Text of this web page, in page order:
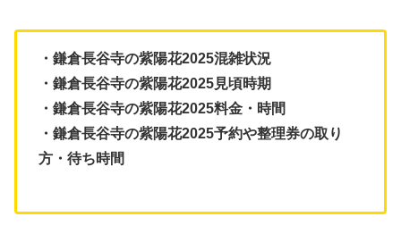
・鎌倉長谷寺の紫陽花2025混雑状況
・鎌倉長谷寺の紫陽花2025見頃時期
・鎌倉長谷寺の紫陽花2025料金・時間
・鎌倉長谷寺の紫陽花2025予約や整理券の取り
方・待ち時間